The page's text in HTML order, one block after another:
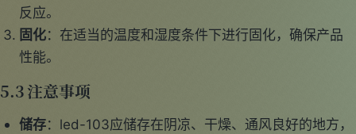
反应。
固化：在适当的温度和湿度条件下进行固化，确保产品
性能。
5.3 注意事项
储存：led-103应储存在阴凉、干燥、通风良好的地方，